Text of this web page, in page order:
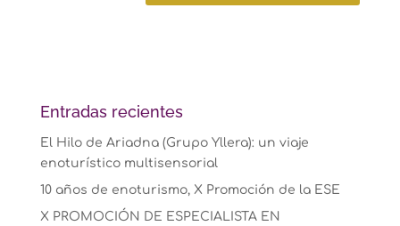
Entradas recientes
El Hilo de Ariadna (Grupo Yllera): un viaje
enoturístico multisensorial
10 años de enoturismo, X Promoción de la ESE
X PROMOCIÓN DE ESPECIALISTA EN